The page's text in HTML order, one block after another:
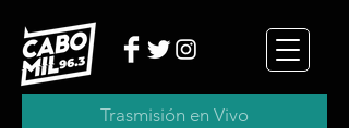
Trasmisión en Vivo